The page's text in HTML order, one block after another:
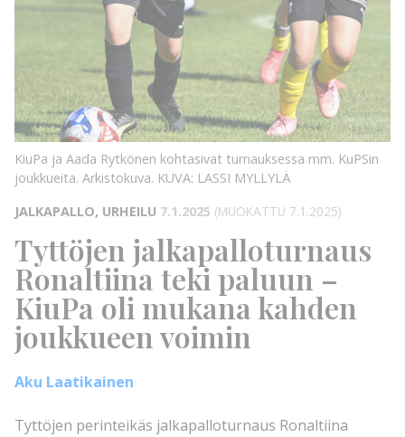
KUVA:
KUVA:
LASSI
MYLLYLÄ
KiuPa ja Aada Rytkönen kohtasivat turnauksessa mm. KuPSin
joukkueita. Arkistokuva. KUVA: LASSI MYLLYLÄ
JALKAPALLO, URHEILU 7.1.2025 (MUOKATTU 7.1.2025)
Tyttöjen jalkapalloturnaus
Ronaltiina teki paluun –
KiuPa oli mukana kahden
joukkueen voimin
Aku Laatikainen
Tyttöjen perinteikäs jalkapalloturnaus Ronaltiina